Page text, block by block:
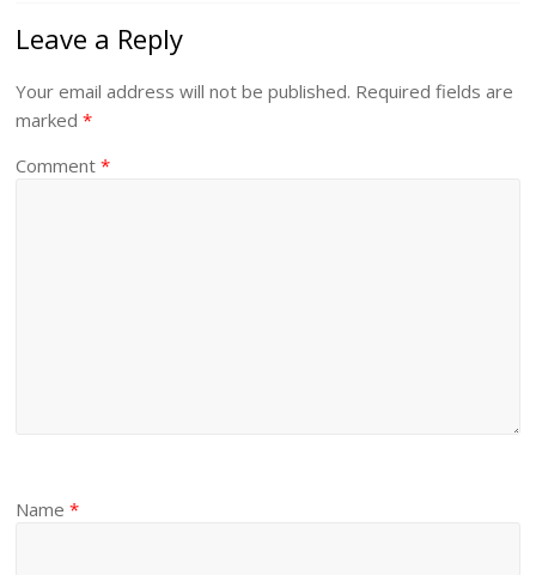
Leave a Reply
Your email address will not be published. Required fields are
marked*
Comment*
Name*